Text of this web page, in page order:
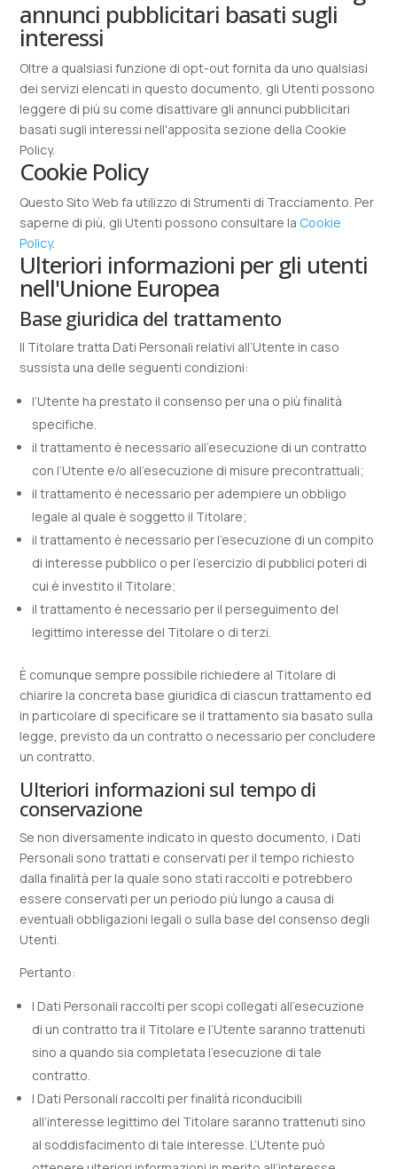
annunci pubblicitari basati sugli
interessi
Oltre a qualsiasi funzione di opt-out fornita da uno qualsiasi
dei servizi elencati in questo documento, gli Utenti possono
leggere di più su come disattivare gli annunci pubblicitari
basati sugli interessi nell'apposita sezione della Cookie
Policy.
Cookie Policy
Questo Sito Web fa utilizzo di Strumenti di Tracciamento. Per
saperne di più, gli Utenti possono consultare la Cookie
Policy.
Ulteriori informazioni per gli utenti
nell'Unione Europea
Base giuridica del trattamento
Il Titolare tratta Dati Personali relativi all’Utente in caso
sussista una delle seguenti condizioni:
l’Utente ha prestato il consenso per una o più finalità
specifiche.
il trattamento è necessario all'esecuzione di un contratto
con l’Utente e/o all'esecuzione di misure precontrattuali;
il trattamento è necessario per adempiere un obbligo
legale al quale è soggetto il Titolare;
il trattamento è necessario per l'esecuzione di un compito
di interesse pubblico o per l'esercizio di pubblici poteri di
cui è investito il Titolare;
il trattamento è necessario per il perseguimento del
legittimo interesse del Titolare o di terzi.
È comunque sempre possibile richiedere al Titolare di
chiarire la concreta base giuridica di ciascun trattamento ed
in particolare di specificare se il trattamento sia basato sulla
legge, previsto da un contratto o necessario per concludere
un contratto.
Ulteriori informazioni sul tempo di
conservazione
Se non diversamente indicato in questo documento, i Dati
Personali sono trattati e conservati per il tempo richiesto
dalla finalità per la quale sono stati raccolti e potrebbero
essere conservati per un periodo più lungo a causa di
eventuali obbligazioni legali o sulla base del consenso degli
Utenti.
Pertanto:
I Dati Personali raccolti per scopi collegati all’esecuzione
di un contratto tra il Titolare e l’Utente saranno trattenuti
sino a quando sia completata l’esecuzione di tale
contratto.
I Dati Personali raccolti per finalità riconducibili
all’interesse legittimo del Titolare saranno trattenuti sino
al soddisfacimento di tale interesse. L’Utente può